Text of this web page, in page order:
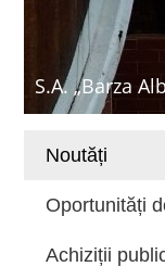
S.A. „Barza
Noutăți
Oportunități
Achiziții